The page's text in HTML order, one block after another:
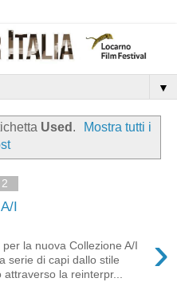
▼
Used .
Mostra tutti i
I
›
la nuova Collezione A/I
serie di capi dallo stile
la reinterpr...